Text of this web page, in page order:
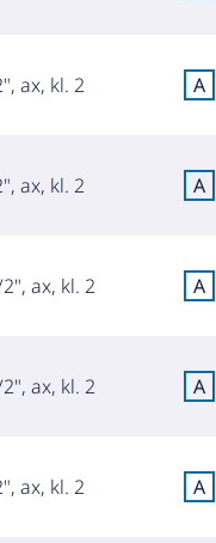
ax, kl. 2 A
ax, kl. 2 A
ax, kl. 2 A
ax, kl. 2 A
ax, kl. 2 A